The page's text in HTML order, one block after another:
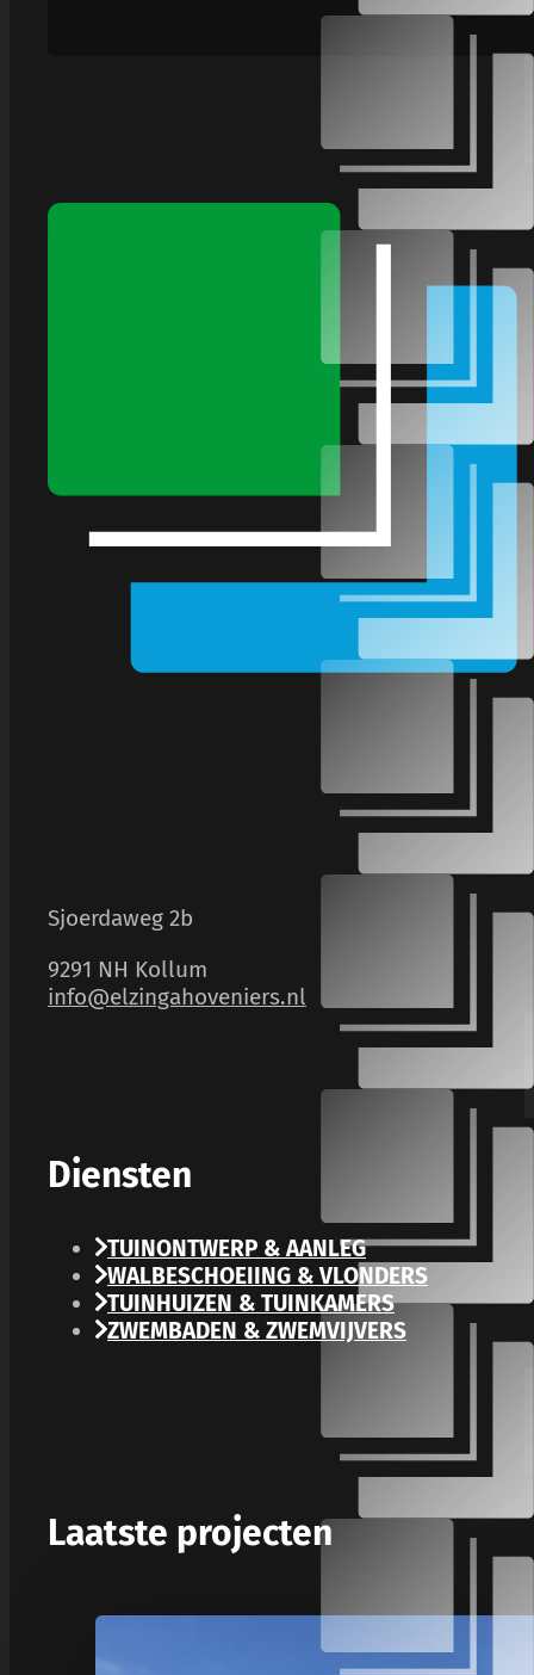
Sjoerdaweg 2b
9291 NH Kollum
info@elzingahoveniers.nl
Diensten
TUINONTWERP & AANLEG
WALBESCHOEIING & VLONDERS
TUINHUIZEN & TUINKAMERS
ZWEMBADEN & ZWEMVIJVERS
Laatste projecten